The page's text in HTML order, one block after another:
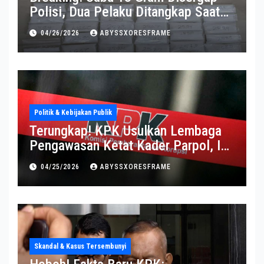
Polisi, Dua Pelaku Ditangkap Saat
Operasi Berlangsung Di Tempat
04/26/2026 ABYSSXORESFRAME
Politik & Kebijakan Publik
Terungkap! KPK Usulkan Lembaga
Pengawasan Ketat Kader Parpol, Ini
Alasannya
04/25/2026 ABYSSXORESFRAME
Skandal & Kasus Tersembunyi